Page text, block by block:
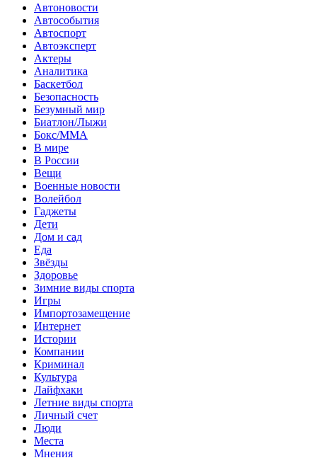
Автоновости
Автособытия
Автоспорт
Автоэксперт
Актеры
Аналитика
Баскетбол
Безопасность
Безумный мир
Биатлон/Лыжи
Бокс/MMA
В мире
В России
Вещи
Военные новости
Волейбол
Гаджеты
Дети
Дом и сад
Еда
Звёзды
Здоровье
Зимние виды спорта
Игры
Импортозамещение
Интернет
Истории
Компании
Криминал
Культура
Лайфхаки
Летние виды спорта
Личный счет
Люди
Места
Мнения